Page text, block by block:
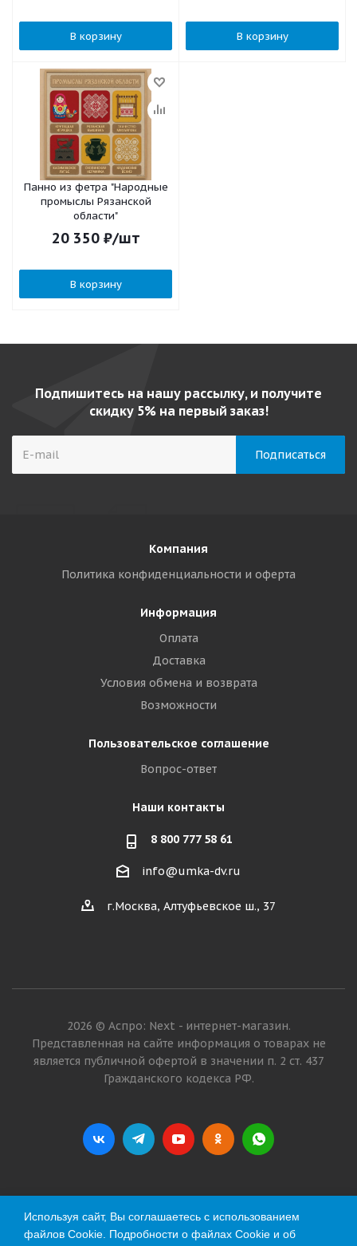
В корзину В корзину
Панно из фетра "Народные
промыслы Рязанской
области"
20 350₽/шт
В корзину
Подпишитесь на нашу рассылку, и получите
скидку 5% на первый заказ!
Компания
Политика конфиденциальности и оферта
Информация
Оплата
Доставка
Условия обмена и возврата
Возможности
Пользовательское соглашение
Вопрос-ответ
Наши контакты
8 800 777 58 61
info@umka-dv.ru
г.Москва, Алтуфьевское ш., 37
2026 © Аспро: Next - интернет-магазин.
Представленная на сайте информация о товарах не
является публичной офертой в значении п. 2 ст. 437
Гражданского кодекса РФ.
Используя сайт, Вы соглашаетесь с использованием
файлов Cookie. Подробности о файлах Cookie и об